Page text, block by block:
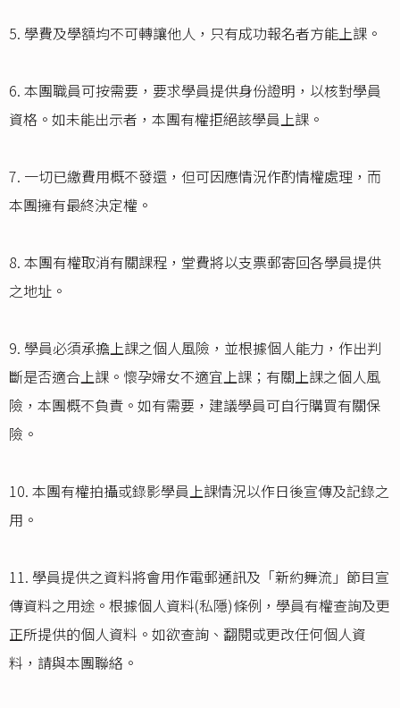
5. 學費及學額均不可轉讓他人，只有成功報名者方能上課。
6. 本團職員可按需要，要求學員提供身份證明，以核對學員
資格。如未能出示者，本團有權拒絕該學員上課。
7. 一切已繳費用概不發還，但可因應情況作酌情權處理，而
本團擁有最終決定權。
8. 本團有權取消有關課程，堂費將以支票郵寄回各學員提供
之地址。
9. 學員必須承擔上課之個人風險，並根據個人能力，作出判
斷是否適合上課。懷孕婦女不適宜上課；有關上課之個人風
險，本團概不負責。如有需要，建議學員可自行購買有關保
險。
10. 本團有權拍攝或錄影學員上課情況以作日後宣傳及記錄之
用。
11. 學員提供之資料將會用作電郵通訊及「新約舞流」節目宣
傳資料之用途。根據個人資料(私隱)條例，學員有權查詢及更
正所提供的個人資料。如欲查詢、翻閱或更改任何個人資
料，請與本團聯絡。